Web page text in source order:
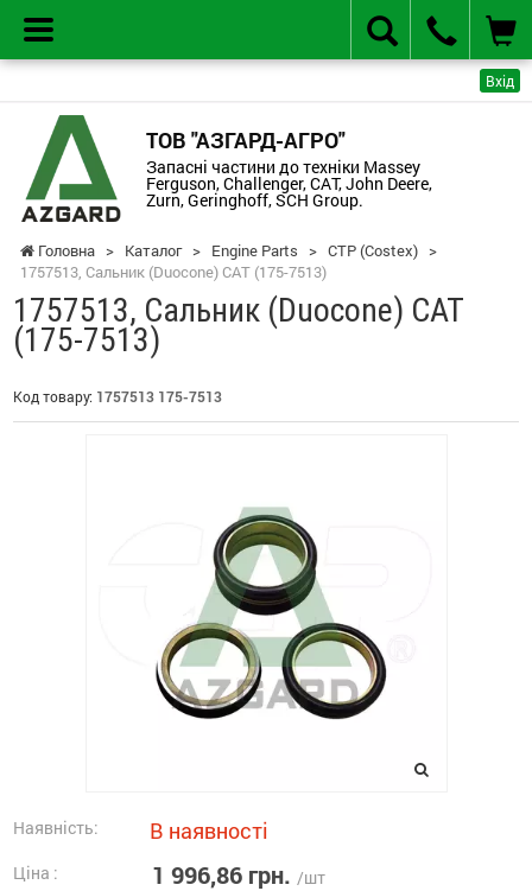
Вхід
ТОВ "АЗГАРД-АГРО"
Запасні частини до техніки Massey
Ferguson, Challenger, CAT, John Deere,
Zurn, Geringhoff, SCH Group.
Головна > Каталог > Engine Parts > CTP (Costex) >
1757513, Сальник (Duocone) CAT (175-7513)
1757513, Сальник (Duocone) CAT
(175-7513)
Код товару: 1757513 175-7513
Наявність: В наявності
Ціна : 1 996,86 грн. /шт